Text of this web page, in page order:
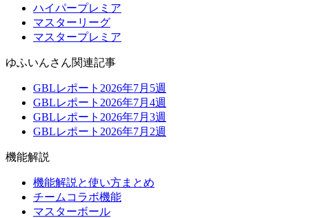
ハイパープレミア
マスターリーグ
マスタープレミア
ゆふいんさん関連記事
GBLレポート2026年7月5週
GBLレポート2026年7月4週
GBLレポート2026年7月3週
GBLレポート2026年7月2週
機能解説
機能解説と使い方まとめ
チームコラボ機能
マスターボール